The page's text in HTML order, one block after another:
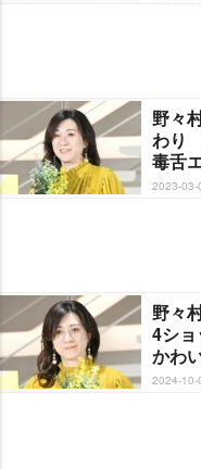
野々
わり
毒舌
2023-03-
野々
4シ
かわ
2024-10-